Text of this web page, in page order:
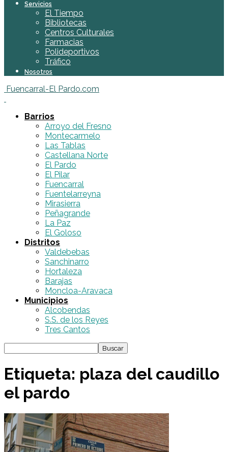
Servicios
El Tiempo
Bibliotecas
Centros Culturales
Farmacias
Polideportivos
Tráfico
Nosotros
Fuencarral-El Pardo.com
Barrios
Arroyo del Fresno
Montecarmelo
Las Tablas
Castellana Norte
El Pardo
El Pilar
Fuencarral
Fuentelarreyna
Mirasierra
Peñagrande
La Paz
El Goloso
Distritos
Valdebebas
Sanchinarro
Hortaleza
Barajas
Moncloa-Aravaca
Municipios
Alcobendas
S.S. de los Reyes
Tres Cantos
Etiqueta: plaza del caudillo
el pardo